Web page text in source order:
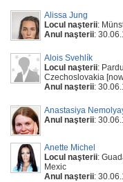
Alissa Jung
Locul naşterii:
Anul naşterii:
Alois Svehlík
Locul naşterii:
Czechoslovakia
Anul naşterii:
Anastasiya
Anul naşterii:
Anette Michel
Locul naşterii:
Mexic
Anul naşterii: